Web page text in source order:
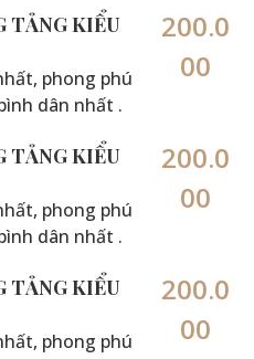
TẢNG KIỂU
phong phú
dân nhất .
200.0
00
TẢNG KIỂU
phong phú
dân nhất .
200.0
00
TẢNG KIỂU
phong phú
200.0
00